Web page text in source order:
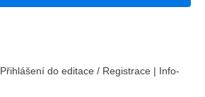
Přihlášení do editace / Registrace | Info-